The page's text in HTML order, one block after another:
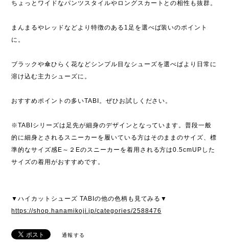
ちょっとワイドなパンツスタイルやロングスカートとの相性も抜群。
まんまるやレッドなどより特徴のある1足を選べば装いのポイント
に。
ブラックや傘ひらく花などシンプル目なシューズを選べばより日常に
溶け込む主力シューズに。
おすすめポイントの多いTABI。ぜひお試しください。
※TABIシリーズは足先が細身のデザインとなっています。普段一般
的に細身とされるスニーカーを履いている方はそのままのサイズ、標
準的なサイズ感E～２Eのスニーカーを着用される方は0.5cmUPした
サイズの着用がおすすめです。
▼ハイカットシューズ TABIの他の色柄も見てみる▼
https://shop.hanamikoji.jp/categories/2588476
通報する